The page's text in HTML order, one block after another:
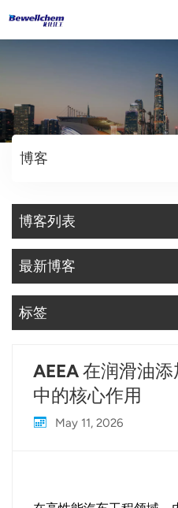
博客
博客列表
最新博客
标签
AEEA 在润滑油
中的核心作用
May 11, 2026